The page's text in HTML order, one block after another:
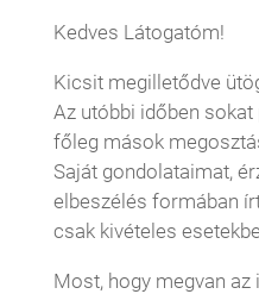
Kedves Látogatóm!
Kicsit megilletődve
Az utóbbi időben
főleg mások
Saját gondolataimat,
elbeszélés formában
csak kivételes
Most, hogy megvan